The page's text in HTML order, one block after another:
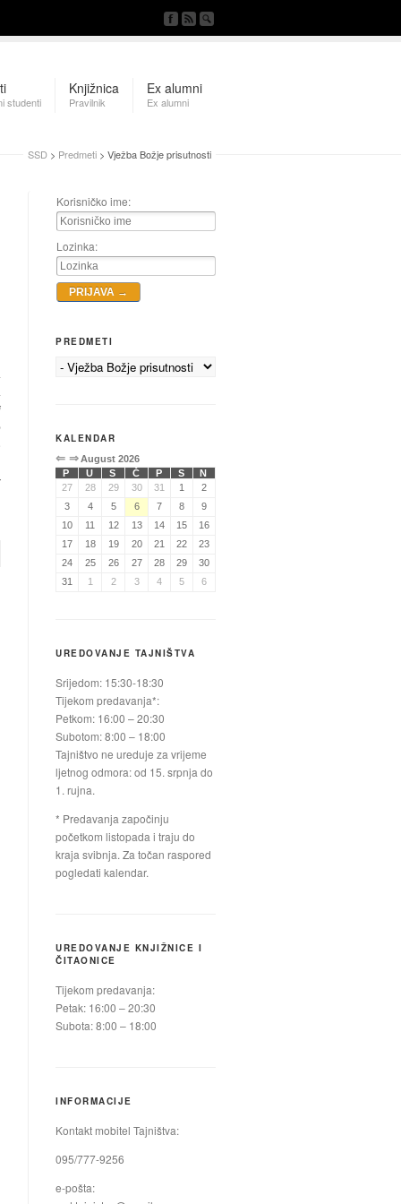
studenti
Knjižnica
Pravilnik
Ex alumni
Ex alumni
SSD > Predmeti > Vježba Božje prisutnosti
Korisničko ime:
Lozinka:
PREDMETI
KALENDAR
⇐ ⇒August 2026
P
U S Č P S
N
27
28 29 30 31 1
2
3
4 5 6 7 8
9
10
11 12 13 14 15
16
17
18 19 20 21 22
23
24
25 26 27 28 29
30
31
1 2 3 4 5 6
UREDOVANJE TAJNIŠTVA
Srijedom: 15:30-18:30
Tijekom predavanja*:
Petkom: 16:00 – 20:30
Subotom: 8:00 – 18:00
Tajništvo ne ureduje za vrijeme
ljetnog odmora: od 15. srpnja do
1. rujna.
* Predavanja započinju
početkom listopada i traju do
kraja svibnja. Za točan raspored
pogledati kalendar.
UREDOVANJE KNJIŽNICE I
ČITAONICE
Tijekom predavanja:
Petak: 16:00 – 20:30
Subota: 8:00 – 18:00
INFORMACIJE
Kontakt mobitel Tajništva:
095/777-9256
e-pošta: